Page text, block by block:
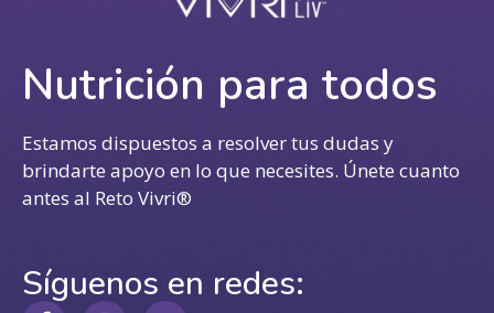
Nutrición para todos
Estamos dispuestos a resolver tus dudas y
brindarte apoyo en lo que necesites. Únete cuanto
antes al Reto Vivri®
Síguenos en redes: